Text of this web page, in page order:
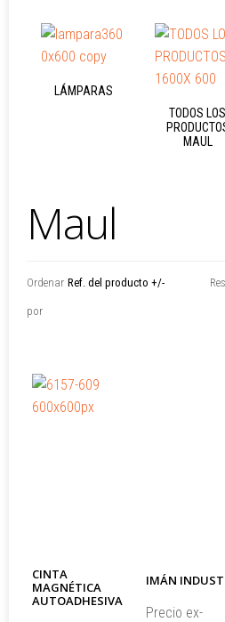
LÁMPARAS
TODOS LOS
MAUL
Maul
Ordenar
por
Ref. del producto +/-
CINTA
MAGNÉTICA
AUTOADHESIVA
IMÁN
Precio ex-